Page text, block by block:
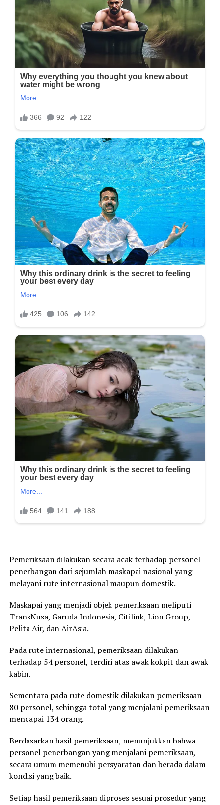
Pemeriksaan dilakukan secara acak terhadap personel
penerbangan dari sejumlah maskapai nasional yang
melayani rute internasional maupun domestik.
Maskapai yang menjadi objek pemeriksaan meliputi
TransNusa, Garuda Indonesia, Citilink, Lion Group,
Pelita Air, dan AirAsia.
Pada rute internasional, pemeriksaan dilakukan
terhadap 54 personel, terdiri atas awak kokpit dan awak
kabin.
Sementara pada rute domestik dilakukan pemeriksaan
80 personel, sehingga total yang menjalani pemeriksaan
mencapai 134 orang.
Berdasarkan hasil pemeriksaan, menunjukkan bahwa
personel penerbangan yang menjalani pemeriksaan,
secara umum memenuhi persyaratan dan berada dalam
kondisi yang baik.
Setiap hasil pemeriksaan diproses sesuai prosedur yang